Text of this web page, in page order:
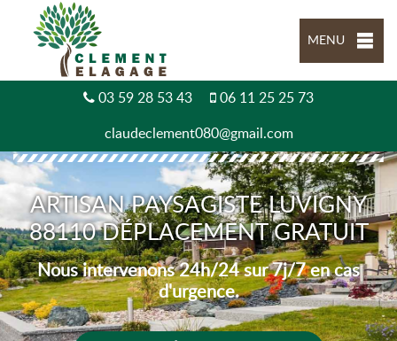
MENU
03 59 28 53 43 06 11 25 25 73
claudeclement080@gmail.com
ARTISAN PAYSAGISTE LUVIGNY
88110 DÉPLACEMENT GRATUIT
Nous intervenons 24h/24 sur 7j/7 en cas
d'urgence.